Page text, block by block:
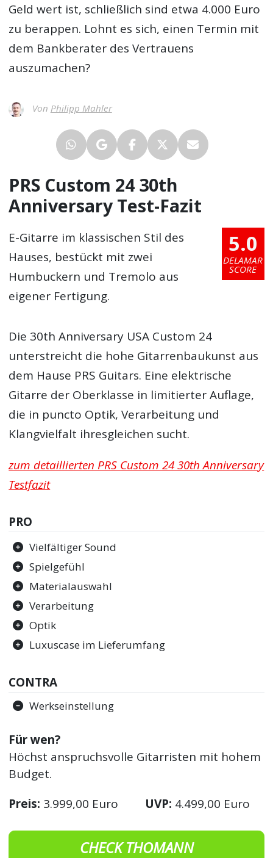
Geld wert ist, schließlich sind etwa 4.000 Euro
zu berappen. Lohnt es sich, einen Termin mit
dem Bankberater des Vertrauens
auszumachen?
Von Philipp Mahler
PRS Custom 24 30th
Anniversary Test-Fazit
5.0
DELAMAR
SCORE
E-Gitarre im klassischen Stil des
Hauses, bestückt mit zwei
Humbuckern und Tremolo aus
eigener Fertigung.
Die 30th Anniversary USA Custom 24
unterstreicht die hohe Gitarrenbaukunst aus
dem Hause PRS Guitars. Eine elektrische
Gitarre der Oberklasse in limitierter Auflage,
die in puncto Optik, Verarbeitung und
Klangvielfalt ihresgleichen sucht.
zum detaillierten PRS Custom 24 30th Anniversary
Testfazit
PRO
Vielfältiger Sound
Spielgefühl
Materialauswahl
Verarbeitung
Optik
Luxuscase im Lieferumfang
CONTRA
Werkseinstellung
Für wen?
Höchst anspruchsvolle Gitarristen mit hohem
Budget.
Preis: 3.999,00 Euro UVP: 4.499,00 Euro
CHECK THOMANN